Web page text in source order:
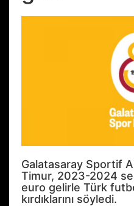
Galatasaray Sportif
Timur, 2023-2024
euro gelirle Türk
kırdıklarını söyledi.